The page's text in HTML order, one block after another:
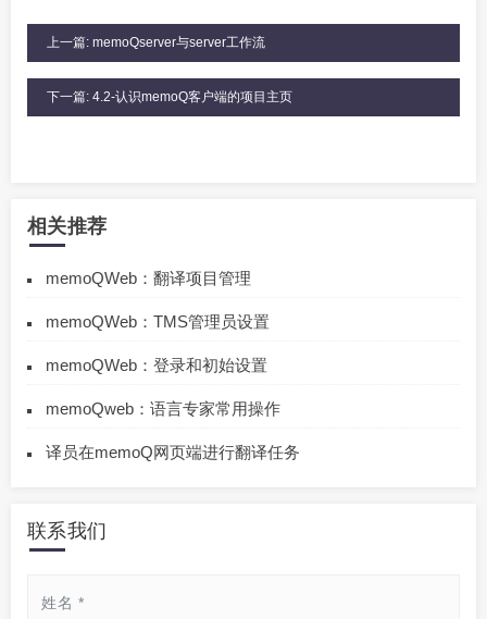
上一篇: memoQserver与server工作流
下一篇: 4.2-认识memoQ客户端的项目主页
相关推荐
memoQWeb：翻译项目管理
memoQWeb：TMS管理员设置
memoQWeb：登录和初始设置
memoQweb：语言专家常用操作
译员在memoQ网页端进行翻译任务
联系我们